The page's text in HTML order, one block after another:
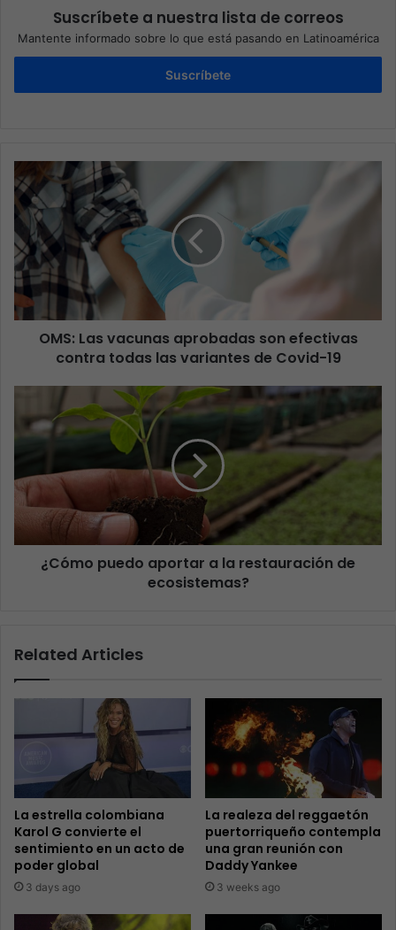
Suscríbete a nuestra lista de correos
Mantente informado sobre lo que está pasando en Latinoamérica
Suscríbete
OMS: Las vacunas aprobadas son efectivas
contra todas las variantes de Covid-19
¿Cómo puedo aportar a la restauración de
ecosistemas?
Related Articles
La estrella colombiana
Karol G convierte el
sentimiento en un acto de
poder global
3 days ago
La realeza del reggaetón
puertorriqueño contempla
una gran reunión con
Daddy Yankee
3 weeks ago